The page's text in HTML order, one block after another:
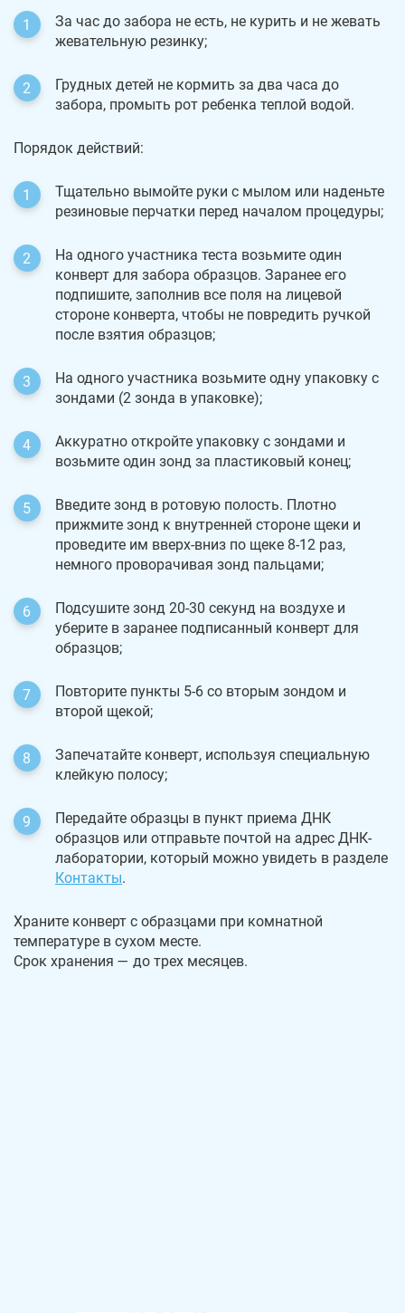
За час до забора не есть, не курить и не жевать
жевательную резинку;
Грудных детей не кормить за два часа до
забора, промыть рот ребенка теплой водой.
Порядок действий:
Тщательно вымойте руки с мылом или наденьте
резиновые перчатки перед началом процедуры;
На одного участника теста возьмите один
конверт для забора образцов. Заранее его
подпишите, заполнив все поля на лицевой
стороне конверта, чтобы не повредить ручкой
после взятия образцов;
На одного участника возьмите одну упаковку с
зондами (2 зонда в упаковке);
Аккуратно откройте упаковку с зондами и
возьмите один зонд за пластиковый конец;
Введите зонд в ротовую полость. Плотно
прижмите зонд к внутренней стороне щеки и
проведите им вверх-вниз по щеке 8-12 раз,
немного проворачивая зонд пальцами;
Подсушите зонд 20-30 секунд на воздухе и
уберите в заранее подписанный конверт для
образцов;
Повторите пункты 5-6 со вторым зондом и
второй щекой;
Запечатайте конверт, используя специальную
клейкую полосу;
Передайте образцы в пункт приема ДНК
образцов или отправьте почтой на адрес ДНК-
лаборатории, который можно увидеть в разделе
Контакты.
Храните конверт с образцами при комнатной
температуре в сухом месте.
Срок хранения — до трех месяцев.